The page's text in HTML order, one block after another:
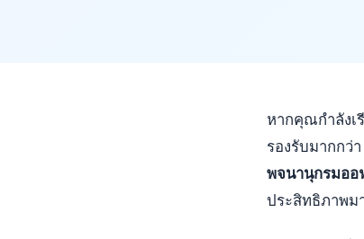
หากคุณกำลังเ
รองรับมากกว่
พจนานุกรมออ
ประสิทธิภาพม